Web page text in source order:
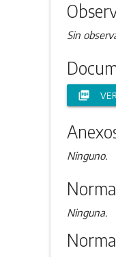
Sin
picture_as_pdf
Ninguno.
Ninguna.